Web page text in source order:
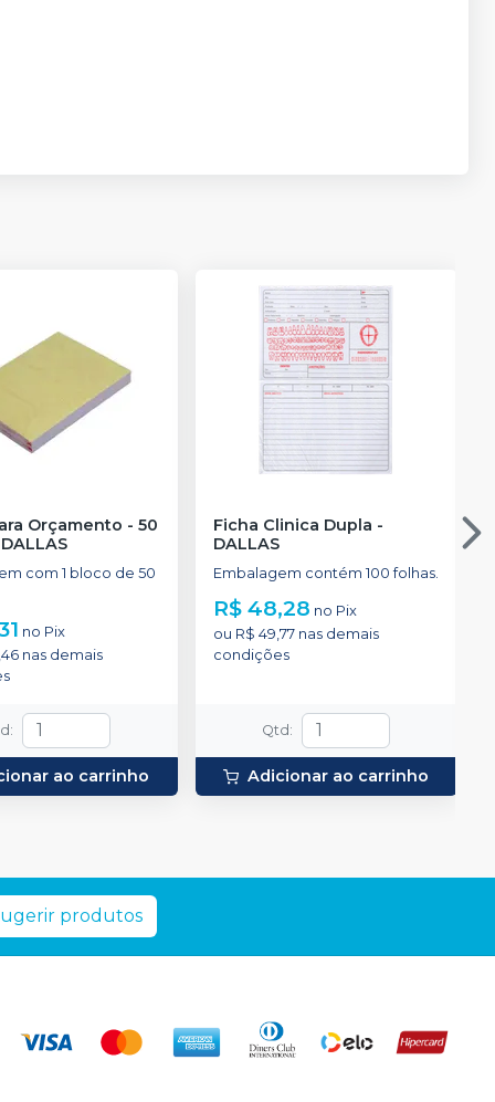
Orçamento - 50
DALLAS
com 1 bloco de 50
no Pix
nas demais
:
ao carrinho
Ficha Clinica Dupla -
DALLAS
Embalagem contém 100 folhas.
R$ 48,28 no Pix
ou R$ 49,77nas demais
condições
Qtd :
Adicionar ao carrinho
produtos